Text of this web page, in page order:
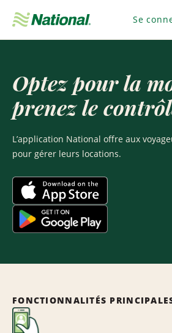
navigation
Se
Optez pour la
prenez le
L’application National offre aux
pour gérer leurs locations.
FONCTIONNALITÉS